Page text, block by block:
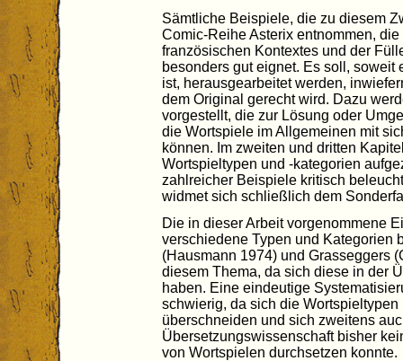
Sämtliche Beispiele, die zu diesem
Comic-Reihe Asterix entnommen,
französischen Kontextes und der
besonders gut eignet. Es soll,
ist, herausgearbeitet werden,
dem Original gerecht wird. Dazu
vorgestellt, die zur Lösung oder
die Wortspiele im Allgemeinen mit
können. Im zweiten und dritten
Wortspieltypen und -kategorien
zahlreicher Beispiele kritisch
widmet sich schließlich dem
Die in dieser Arbeit vorgenommene
verschiedene Typen und Kategorien
(Hausmann 1974) und Grasseggers
diesem Thema, da sich diese in der
haben. Eine eindeutige
schwierig, da sich die
überschneiden und sich zweitens
Übersetzungswissenschaft bisher
von Wortspielen durchsetzen konnte.